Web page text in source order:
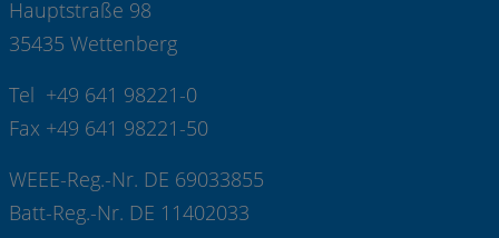
Hauptstraße 98
35435 Wettenberg
Tel +49 641 98221-0
Fax +49 641 98221-50
WEEE-Reg.-Nr. DE 69033855
Batt-Reg.-Nr. DE 11402033